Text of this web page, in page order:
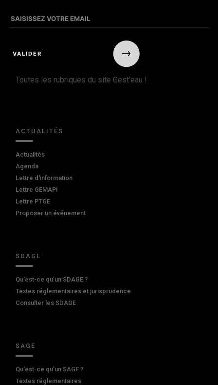
Toutes les rubriques du site Gest'eau !
ACTUALITÉS
Actualités
Agenda
Lettre d'information
Lettre GEMAPI
Lettre PTGE
Proposer un événement
SDAGE
Qu'est-ce qu'un SDAGE ?
Textes réglementaires et jurisprudence
Consulter les SDAGE
SAGE
Qu'est-ce qu'un SAGE ?
Textes réglementaires